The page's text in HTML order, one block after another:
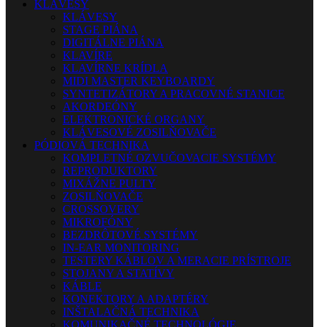
KLÁVESY
KLÁVESY
STAGE PIÁNA
DIGITÁLNE PIÁNA
KLAVÍRE
KLAVÍRNE KRÍDLA
MIDI MASTER KEYBOARDY
SYNTETIZÁTORY A PRACOVNÉ STANICE
AKORDEÓNY
ELEKTRONICKÉ ORGANY
KLÁVESOVÉ ZOSILŇOVAČE
PÓDIOVÁ TECHNIKA
KOMPLETNÉ OZVUČOVACIE SYSTÉMY
REPRODUKTORY
MIXÁŽNE PULTY
ZOSILŇOVAČE
CROSSOVERY
MIKROFÓNY
BEZDRÔTOVÉ SYSTÉMY
IN-EAR MONITORING
TESTERY KÁBLOV A MERACIE PRÍSTROJE
STOJANY A STATÍVY
KÁBLE
KONEKTORY A ADAPTÉRY
INŠTALAČNÁ TECHNIKA
KOMUNIKAČNÉ TECHNOLÓGIE